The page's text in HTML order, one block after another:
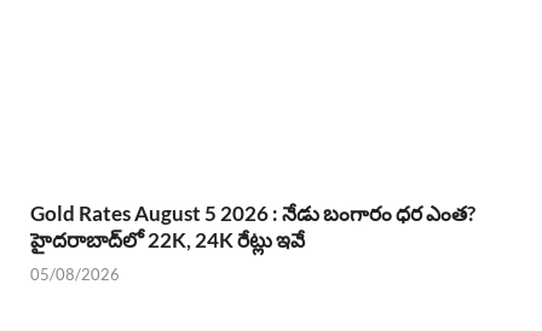
Gold Rates August 5 2026 : నేడు బంగారం ధర ఎంత?
హైదరాబాద్‌లో 22K, 24K రేట్లు ఇవే
05/08/2026